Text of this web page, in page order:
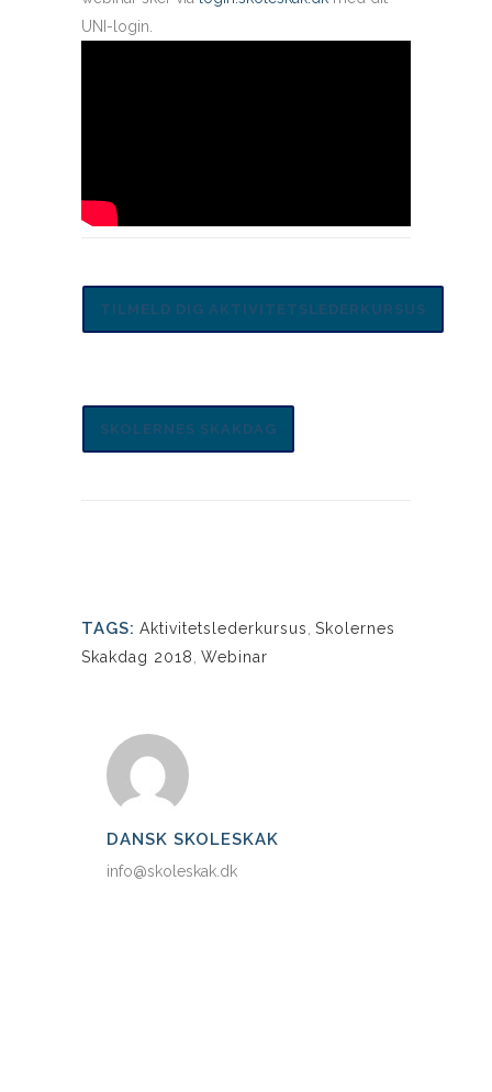
UNI-login.
TILMELD DIG AKTIVITETSLEDERKURSUS
SKOLERNES SKAKDAG
TAGS: Aktivitetslederkursus Skolernes
Skakdag 2018 Webinar
DANSK SKOLESKAK
info@skoleskak.dk